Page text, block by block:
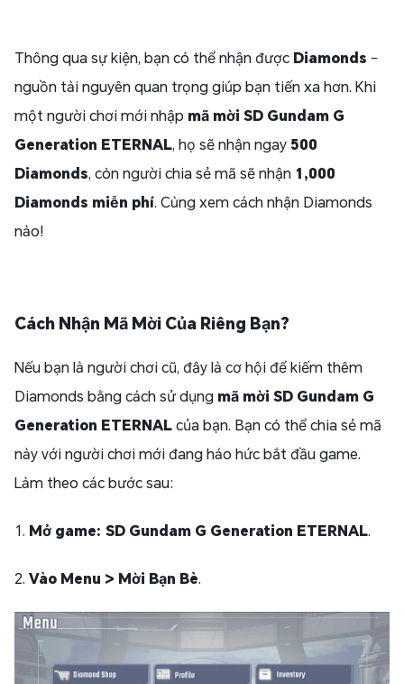
Thông qua sự kiện, bạn có thể nhận được Diamonds –
nguồn tài nguyên quan trọng giúp bạn tiến xa hơn. Khi
một người chơi mới nhập mã mời SD Gundam G
Generation ETERNAL, họ sẽ nhận ngay 500
Diamonds, còn người chia sẻ mã sẽ nhận 1,000
Diamonds miễn phí. Cùng xem cách nhận Diamonds
nào!
Cách Nhận Mã Mời Của Riêng Bạn?
Nếu bạn là người chơi cũ, đây là cơ hội để kiếm thêm
Diamonds bằng cách sử dụng mã mời SD Gundam G
Generation ETERNALcủa bạn. Bạn có thể chia sẻ mã
này với người chơi mới đang háo hức bắt đầu game.
Làm theo các bước sau:
1. Mở game: SD Gundam G Generation ETERNAL.
2. Vào Menu > Mời Bạn Bè.